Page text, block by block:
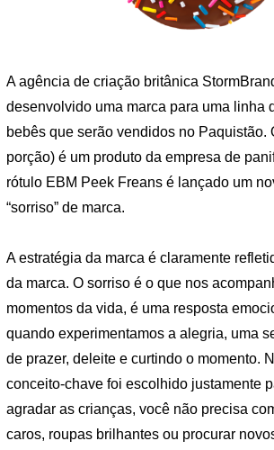
A agência de criação britânica
desenvolvido uma marca para uma linha
bebês que serão vendidos no Paquistão.
porção) é um produto da empresa de
rótulo EBM Peek Freans é lançado um
“sorriso” de marca.
A estratégia da marca é claramente
da marca. O sorriso é o que nos
momentos da vida, é uma resposta
quando experimentamos a alegria, uma
de prazer, deleite e curtindo o momento.
conceito-chave foi escolhido justamente
agradar as crianças, você não precisa
caros, roupas brilhantes ou procurar